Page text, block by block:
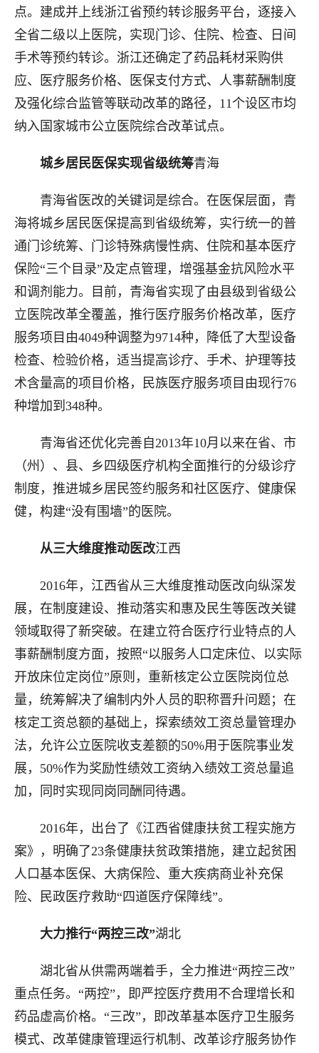
点。建成并上线浙江省预约转诊服务平台，逐接入
全省二级以上医院，实现门诊、住院、检查、日间
手术等预约转诊。浙江还确定了药品耗材采购供
应、医疗服务价格、医保支付方式、人事薪酬制度
及强化综合监管等联动改革的路径，11个设区市均
纳入国家城市公立医院综合改革试点。
城乡居民医保实现省级统筹青海
青海省医改的关键词是综合。在医保层面，青
海将城乡居民医保提高到省级统筹，实行统一的普
通门诊统筹、门诊特殊病慢性病、住院和基本医疗
保险“三个目录”及定点管理，增强基金抗风险水平
和调剂能力。目前，青海省实现了由县级到省级公
立医院改革全覆盖，推行医疗服务价格改革，医疗
服务项目由4049种调整为9714种，降低了大型设备
检查、检验价格，适当提高诊疗、手术、护理等技
术含量高的项目价格，民族医疗服务项目由现行76
种增加到348种。
青海省还优化完善自2013年10月以来在省、市
（州）、县、乡四级医疗机构全面推行的分级诊疗
制度，推进城乡居民签约服务和社区医疗、健康保
健，构建“没有围墙”的医院。
从三大维度推动医改江西
2016年，江西省从三大维度推动医改向纵深发
展，在制度建设、推动落实和惠及民生等医改关键
领域取得了新突破。在建立符合医疗行业特点的人
事薪酬制度方面，按照“以服务人口定床位、以实际
开放床位定岗位”原则，重新核定公立医院岗位总
量，统筹解决了编制内外人员的职称晋升问题；在
核定工资总额的基础上，探索绩效工资总量管理办
法，允许公立医院收支差额的50%用于医院事业发
展，50%作为奖励性绩效工资纳入绩效工资总量追
加，同时实现同岗同酬同待遇。
2016年，出台了《江西省健康扶贫工程实施方
案》，明确了23条健康扶贫政策措施，建立起贫困
人口基本医保、大病保险、重大疾病商业补充保
险、民政医疗救助“四道医疗保障线”。
大力推行“两控三改”湖北
湖北省从供需两端着手，全力推进“两控三改”
重点任务。“两控”，即严控医疗费用不合理增长和
药品虚高价格。“三改”，即改革基本医疗卫生服务
模式、改革健康管理运行机制、改革诊疗服务协作